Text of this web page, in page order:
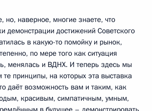
наверное, многие знаете, что
демонстрации достижений Советского
в какую-то помойку и рынок,
по мере того как ситуация
менялась и ВДНХ. И теперь здесь мы
принципы, на которых эта выставка
даёт возможность вам и таким, как
красивым, симпатичным, умным,